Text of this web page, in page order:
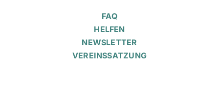
FAQ
HELFEN
NEWSLETTER
VEREINSSATZUNG